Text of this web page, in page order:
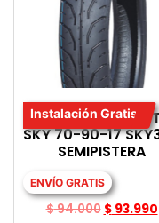
Instalación Gratis
LLANTA PARA
SKY 70-90-17
SEMIPISTERA
ENVÍO GRATIS
$94.000 $93.990